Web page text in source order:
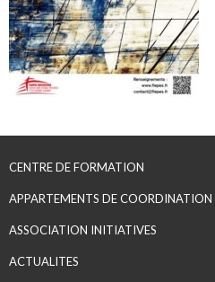
CENTRE DE FORMATION
APPARTEMENTS DE
ASSOCIATION INITIATIVES
ACTUALITES